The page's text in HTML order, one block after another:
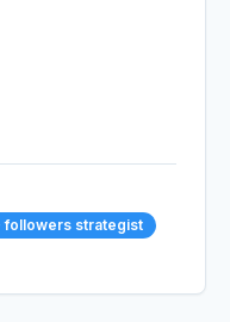
followers strategist